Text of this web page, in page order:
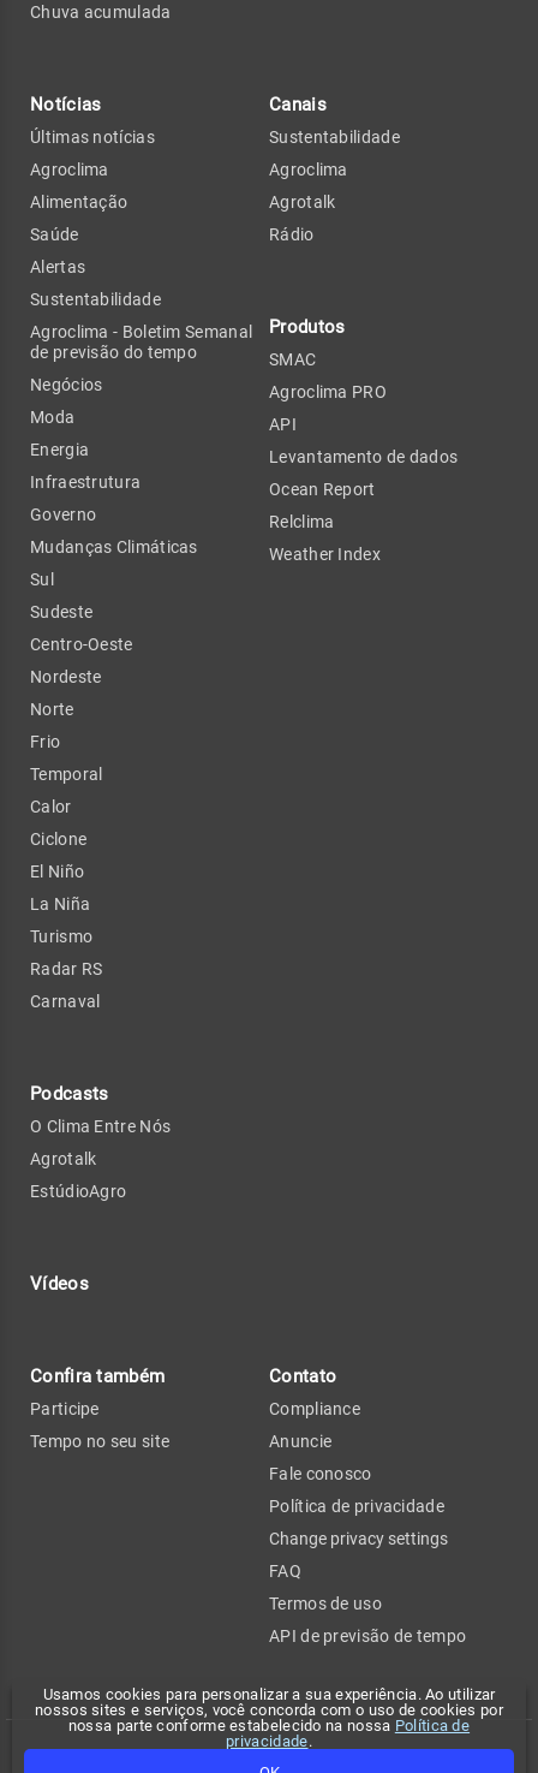
Usamos cookies para personalizar a sua experiência. Ao utilizar
nossos sites e serviços, você concorda com o uso de cookies por
nossa parte conforme estabelecido na nossa Política de
privacidade.
Chuva acumulada
Notícias
Últimas notícias
Agroclima
Alimentação
Saúde
Alertas
Sustentabilidade
Agroclima - Boletim Semanal
de previsão do tempo
Negócios
Moda
Energia
Infraestrutura
Governo
Mudanças Climáticas
Sul
Sudeste
Centro-Oeste
Nordeste
Norte
Frio
Temporal
Calor
Ciclone
El Niño
La Niña
Turismo
Radar RS
Carnaval
Podcasts
O Clima Entre Nós
Agrotalk
EstúdioAgro
Vídeos
Canais
Sustentabilidade
Agroclima
Agrotalk
Rádio
Produtos
SMAC
Agroclima PRO
API
Levantamento de dados
Ocean Report
Relclima
Weather Index
Confira também
Participe
Tempo no seu site
Contato
Compliance
Anuncie
Fale conosco
Política de privacidade
Change privacy settings
FAQ
Termos de uso
API de previsão de tempo
Copyright 2026 - Climatempo. Todos os direitos reservados.